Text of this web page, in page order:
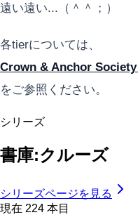
遠い遠い...（＾＾；）
各tierについては、
Crown & Anchor Society
をご参照ください。
シリーズ
書庫:クルーズ
シリーズページを見る
現在 224 本目